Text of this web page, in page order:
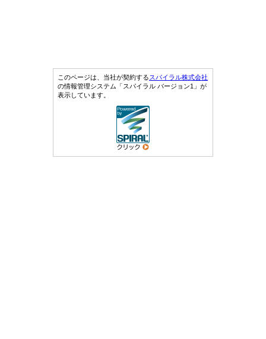
このページは、当社が契約するスパイラル株式会社
の情報管理システム「スパイラル バージョン1」が
表示しています。